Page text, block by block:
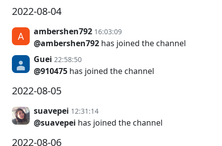
2022-08-04
ambershen792 16:03:09
@ambershen792 has joined the channel
Guei 22:58:50
@910475 has joined the channel
2022-08-05
suavepei 12:31:14
@suavepei has joined the channel
2022-08-06